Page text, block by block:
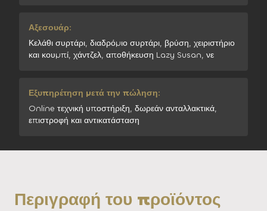
Αξεσουάρ:
Κελάθι συρτάρι, διαδρόμιο συρτάρι, βρύση, χειριστήριο
και κουμπί, χάντζελ, αποθήκευση Lazy Susan, νε
Εξυπηρέτηση μετά την πώληση:
Online τεχνική υποστήριξη, δωρεάν ανταλλακτικά,
επιστροφή και αντικατάσταση
Περιγραφή του προϊόντος